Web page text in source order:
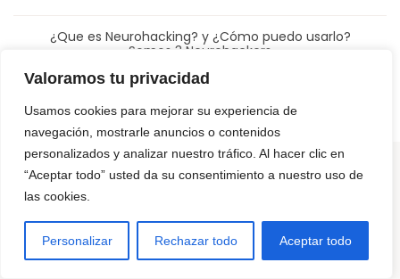
Valoramos tu privacidad
Usamos cookies para mejorar su experiencia de
navegación, mostrarle anuncios o contenidos
personalizados y analizar nuestro tráfico. Al hacer clic en
“Aceptar todo” usted da su consentimiento a nuestro uso de
las cookies.
Personalizar Rechazar todo Aceptar todo
¿Que es Neurohacking? y ¿Cómo puedo usarlo?
Somos 3 Neurohackers
Productos para programar tu mente